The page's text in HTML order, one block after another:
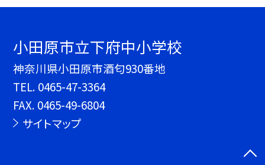
小田原市立下府中小学校
神奈川県小田原市酒匂930番地
TEL. 0465-47-3364
FAX. 0465-49-6804
サイトマップ